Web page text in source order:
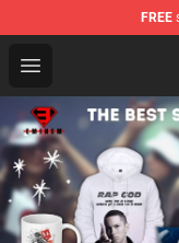
FREE
Open menu
Eminem Store